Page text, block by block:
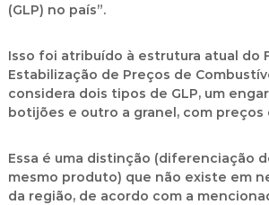
(GLP) no país”.
Isso foi atribuído à estrutura atual do
Estabilização de Preços de
considera dois tipos de GLP, um
botijões e outro a granel, com
Essa é uma distinção (diferenciação
mesmo produto) que não existe em
da região, de acordo com a